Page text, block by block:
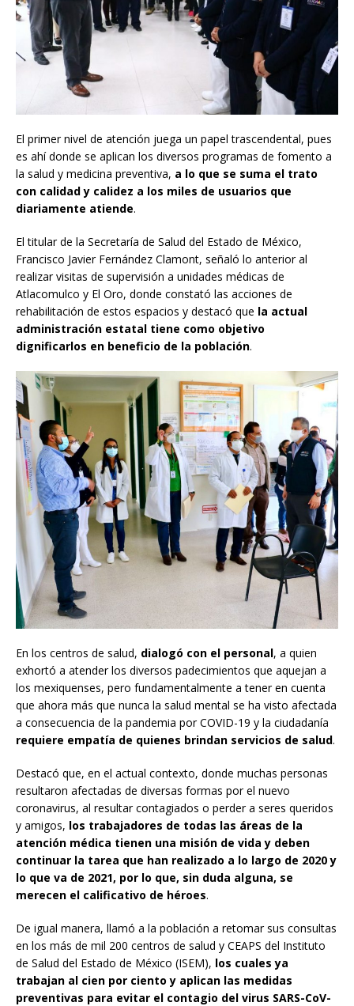
El primer nivel de atención juega un papel trascendental, pues
es ahí donde se aplican los diversos programas de fomento a
la salud y medicina preventiva, a lo que se suma el trato
con calidad y calidez a los miles de usuarios que
diariamente atiende.
El titular de la Secretaría de Salud del Estado de México,
Francisco Javier Fernández Clamont, señaló lo anterior al
realizar visitas de supervisión a unidades médicas de
Atlacomulco y El Oro, donde constató las acciones de
rehabilitación de estos espacios y destacó que la actual
administración estatal tiene como objetivo
dignificarlos en beneficio de la población.
En los centros de salud, dialogó con el personal, a quien
exhortó a atender los diversos padecimientos que aquejan a
los mexiquenses, pero fundamentalmente a tener en cuenta
que ahora más que nunca la salud mental se ha visto afectada
a consecuencia de la pandemia por COVID-19 y la ciudadanía
requiere empatía de quienes brindan servicios de salud.
Destacó que, en el actual contexto, donde muchas personas
resultaron afectadas de diversas formas por el nuevo
coronavirus, al resultar contagiados o perder a seres queridos
y amigos, los trabajadores de todas las áreas de la
atención médica tienen una misión de vida y deben
continuar la tarea que han realizado a lo largo de 2020 y
lo que va de 2021, por lo que, sin duda alguna, se
merecen el calificativo de héroes.
De igual manera, llamó a la población a retomar sus consultas
en los más de mil 200 centros de salud y CEAPS del Instituto
de Salud del Estado de México (ISEM), los cuales ya
trabajan al cien por ciento y aplican las medidas
preventivas para evitar el contagio del virus SARS-CoV-